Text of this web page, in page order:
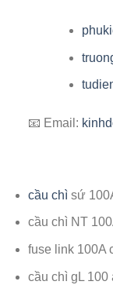
📧 Email:
cầu chìsứ
cầu chì NT
fuse link 100A
cầu chì gL 100